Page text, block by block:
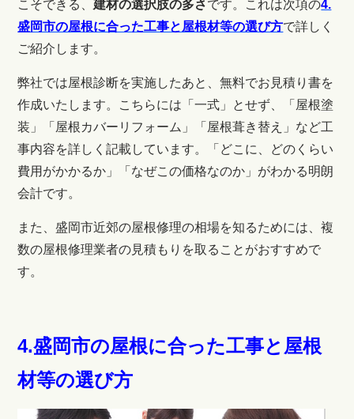
こそできる、建材の選択肢の多さです。これは次項の4.
盛岡市の屋根に合った工事と屋根材等の選び方で詳しく
ご紹介します。
弊社では屋根診断を実施したあと、無料でお見積り書を
作成いたします。こちらには「一式」とせず、「屋根塗
装」「屋根カバーリフォーム」「屋根葺き替え」など工
事内容を詳しく記載しています。「どこに、どのくらい
費用がかかるか」「なぜこの価格なのか」がわかる明朗
会計です。
また、盛岡市近郊の屋根修理の相場を知るためには、複
数の屋根修理業者の見積もりを取ることがおすすめで
す。
4.盛岡市の屋根に合った工事と屋根
材等の選び方